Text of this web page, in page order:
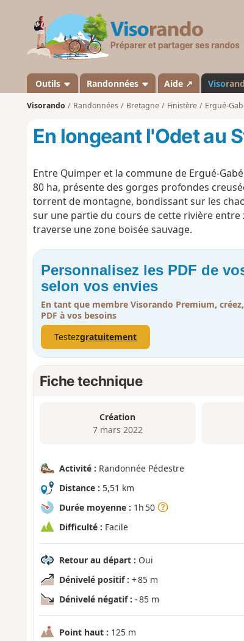
s
a
Outils Randonnées Aide ↗ Viso
Visorando Randonnées Bretagne Finistère Ergué-
En longeant l'Odet au
Entre Quimper et la commune de Ergué-
80 ha, présente des gorges profondes
torrent de montagne, bondissant sur les
sur une partie du cours de cette rivière
traverse une zone boisée sauvage.
Personnalisez les PDF de
selon vos envies
En tant que membre Visorando Premium,
PDF à vos besoins
Testezgratuitement
Fiche technique
Création
7 mars 2022
Activité : Randonnée Pédestre
Distance : 5,51 km
Durée moyenne : 1h 50
Difficulté : Facile
Retour au départ : Oui
Dénivelé positif : + 85 m
Dénivelé négatif : - 85 m
Point haut : 125 m